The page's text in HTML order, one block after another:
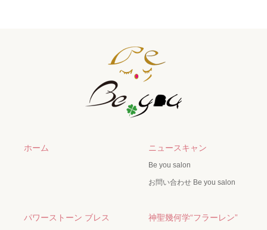
ホーム ニュースキャン
Be you salon
お問い合わせ Be you salon
パワーストーン ブレス 神聖幾何学“フラーレン”